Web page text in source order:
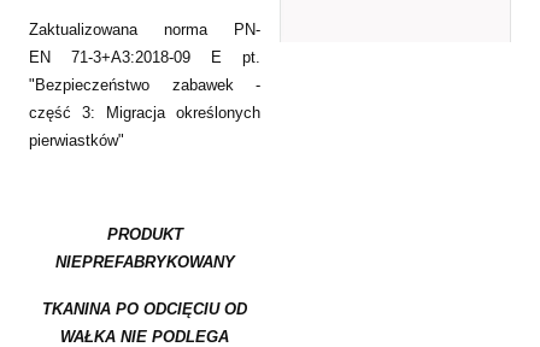
Zaktualizowana norma PN-
EN 71-3+A3:2018-09 E pt.
"Bezpieczeństwo zabawek -
część 3: Migracja określonych
pierwiastków"
PRODUKT
NIEPREFABRYKOWANY
TKANINA PO ODCIĘCIU OD
WAŁKA NIE PODLEGA